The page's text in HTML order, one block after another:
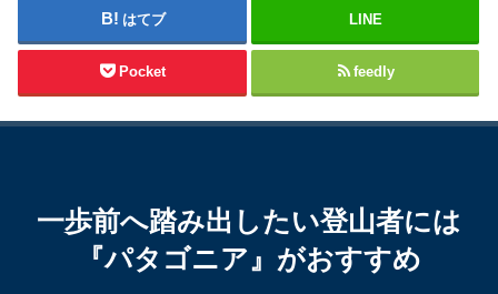
はてブ LINE
Pocket feedly
一歩前へ踏み出したい登山者には
『パタゴニア』がおすすめ